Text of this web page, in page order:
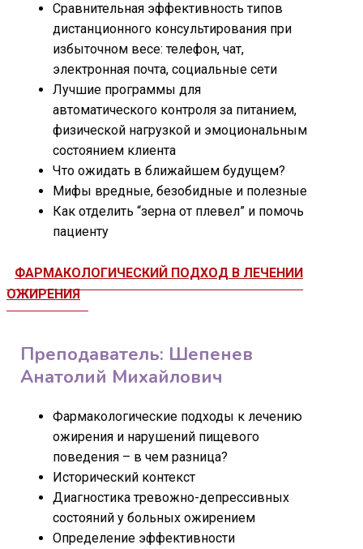
Сравнительная эффективность типов
дистанционного консультирования при
избыточном весе: телефон, чат,
электронная почта, социальные сети
Лучшие программы для
автоматического контроля за питанием,
физической нагрузкой и эмоциональным
состоянием клиента
Что ожидать в ближайшем будущем?
Мифы вредные, безобидные и полезные
Как отделить “зерна от плевел” и помочь
пациенту
ФАРМАКОЛОГИЧЕСКИЙ ПОДХОД В ЛЕЧЕНИИ
ОЖИРЕНИЯ
Преподаватель: Шепенев
Анатолий Михайлович
Фармакологические подходы к лечению
ожирения и нарушений пищевого
поведения – в чем разница?
Исторический контекст
Диагностика тревожно-депрессивных
состояний у больных ожирением
Определение эффективности